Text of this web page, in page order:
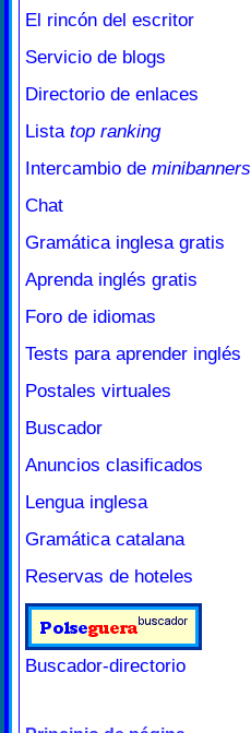
El rincón del escritor
Servicio de blogs
Directorio de enlaces
Lista top ranking
Intercambio de minibanners
Chat
Gramática inglesa gratis
Aprenda inglés gratis
Foro de idiomas
Tests para aprender inglés
Postales virtuales
Buscador
Anuncios clasificados
Lengua inglesa
Gramática catalana
Reservas de hoteles
Buscador-directorio